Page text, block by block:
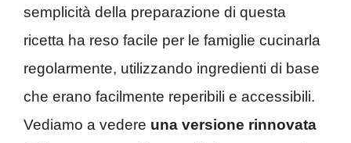
semplicità della preparazione di questa
ricetta ha reso facile per le famiglie cucinarla
regolarmente, utilizzando ingredienti di base
che erano facilmente reperibili e accessibili.
Vediamo a vedere una versione rinnovata